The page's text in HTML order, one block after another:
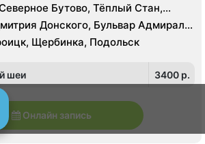
Бутово, Тёплый Стан,
Донского, Бульвар Адмирала
парк , Беляево, Аннино ,
Теплый Стан, Улица
Старокачаловская, Ясенево,
Прокшино, Филатов Луг
Щербинка, Подольск
шеи 3400 p.
Онлайн запись